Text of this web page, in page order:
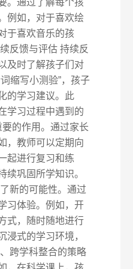
。通过了解每个孩
例如，对于喜欢绘
于喜欢音乐的孩
反馈与评估 持续反
及时了解孩子们对
缩写小测验”，孩子
的学习建议。此
学习过程中遇到的
的作用。通过家长
，教师可以定期向
起进行复习和练
巩固所学知识。
新的可能性。通过
习体验。例如，开
式，随时随地进行
式的学习环境，
跨学科整合的策略